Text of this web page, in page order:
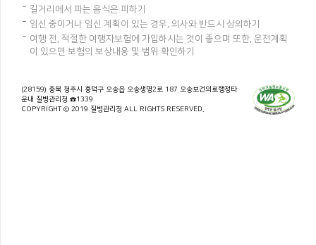
길거리에서 파는 음식은 피하기
임신 중이거나 임신 계획이 있는 경우, 의사와 반드시 상의하기
여행 전, 적절한 여행자보험에 가입하시는 것이 좋으며 또한, 운전계획
이 있으면 보험의 보상내용 및 범위 확인하기
(28159) 충북 청주시 흥덕구 오송읍 오송생명2로 187 오송보건의료행정타
운내 질병관리청 ☎1339
COPYRIGHT © 2019 질병관리청 ALL RIGHTS RESERVED.